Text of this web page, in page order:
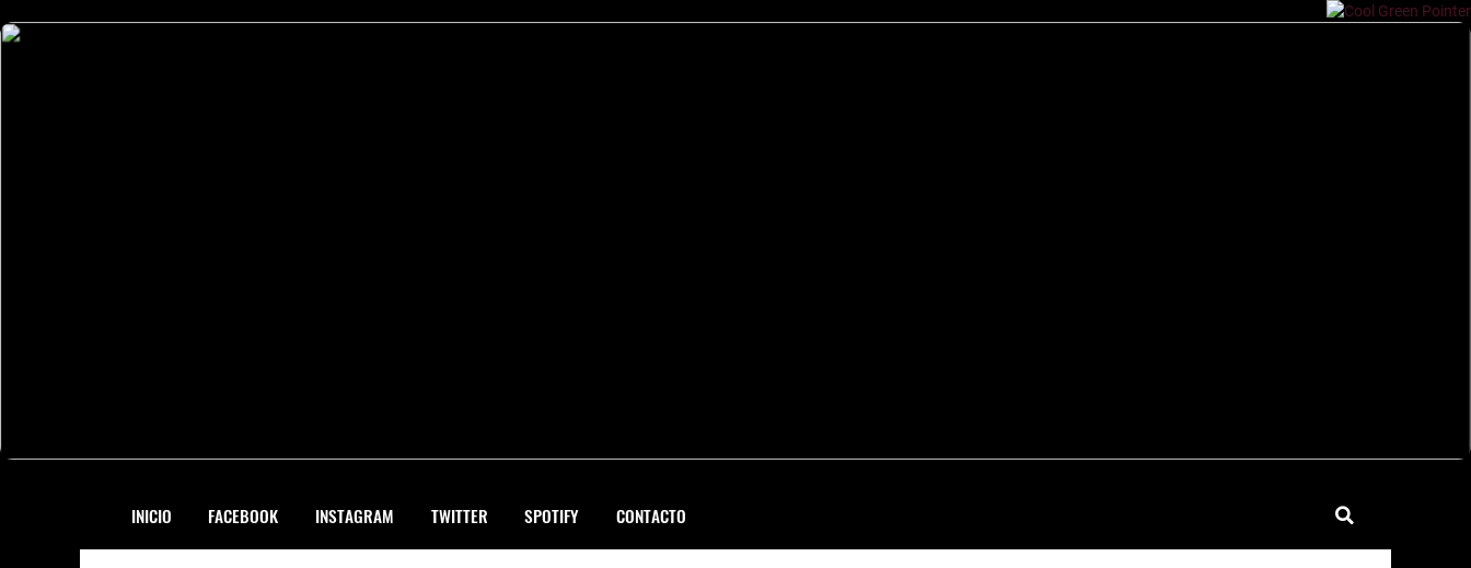
INICIO FACEBOOK INSTAGRAM TWITTER SPOTIFY CONTACTO